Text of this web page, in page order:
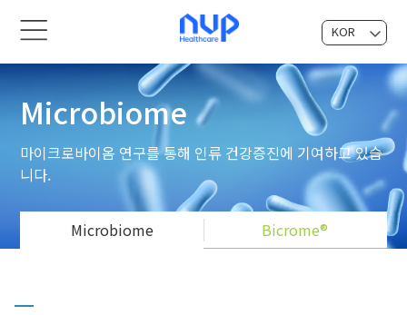
KOR
Microbiome
마이크로바이옴 연구를 통해 인류 건강증진에 기여하고 있습
니다.
Microbiome Bicrome®